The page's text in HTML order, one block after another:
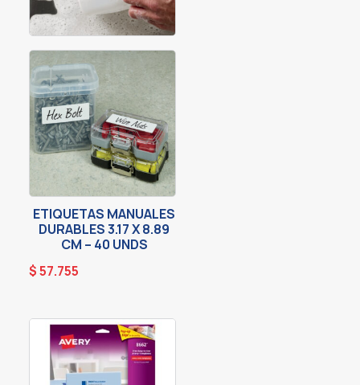
ETIQUETAS MANUALES
DURABLES 3.17 X 8.89
CM – 40 UNDS
$57.755